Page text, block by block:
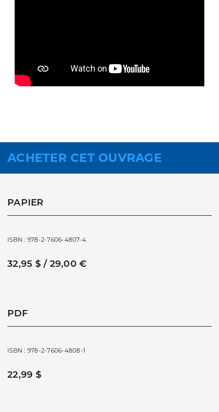
ACHETER CET OUVRAGE
PAPIER
ISBN : 978-2-7606-4807-4
32,95 $ / 29,00 €
PDF
ISBN : 978-2-7606-4808-1
22,99 $